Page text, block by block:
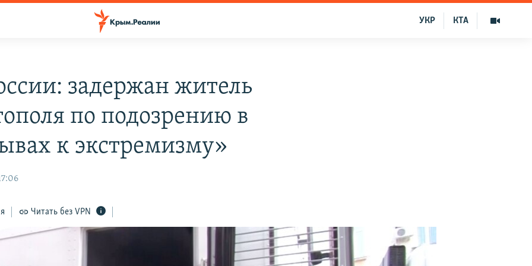
КТА
УКР
задержан житель
по подозрению в
к экстремизму»
Читать без VPN